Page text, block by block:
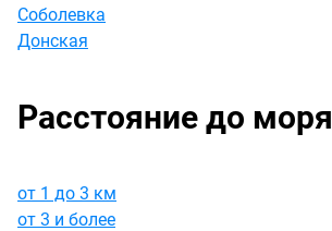
Соболевка
Донская
Расстояние до моря
от 1 до 3 км
от 3 и более